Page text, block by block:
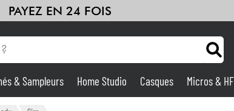
PAYEZ EN 24 FOIS
& Sampleurs Home Studio Casques Micros & HF